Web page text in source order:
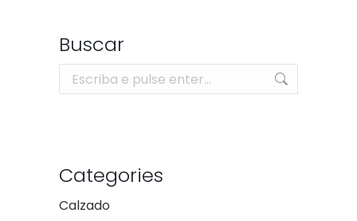
Buscar
Search:
Categories
Calzado